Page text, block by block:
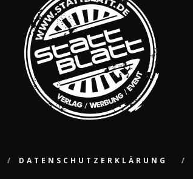
DATENSCHUTZERKLÄRUNG